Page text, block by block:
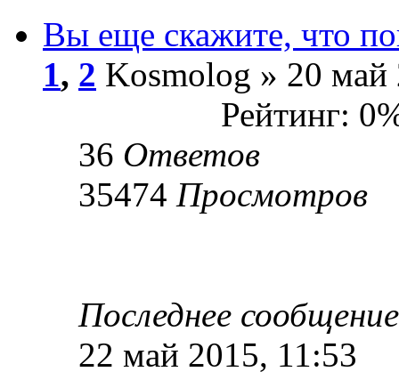
Вы еще скажите, что
1, 2 Kosmolog » 20 май
Рейтинг:
36 Ответов
35474 Просмотров
Последнее
22 май 2015, 11:53